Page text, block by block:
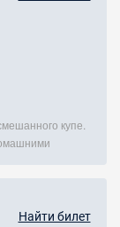
купе.
Найти билет